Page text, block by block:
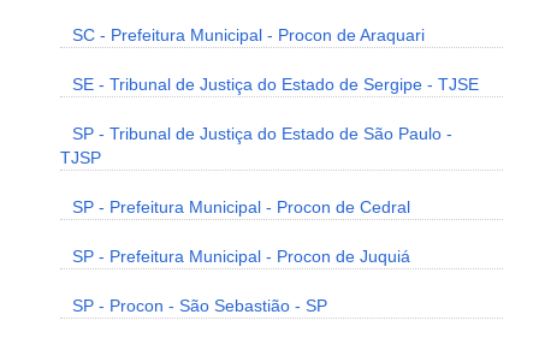
SC - Prefeitura Municipal - Procon de Araquari
SE - Tribunal de Justiça do Estado de Sergipe - TJSE
SP - Tribunal de Justiça do Estado de São Paulo -
TJSP
SP - Prefeitura Municipal - Procon de Cedral
SP - Prefeitura Municipal - Procon de Juquiá
SP - Procon - São Sebastião - SP